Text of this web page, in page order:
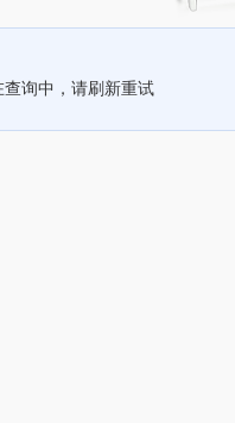
查询中，请刷新重试